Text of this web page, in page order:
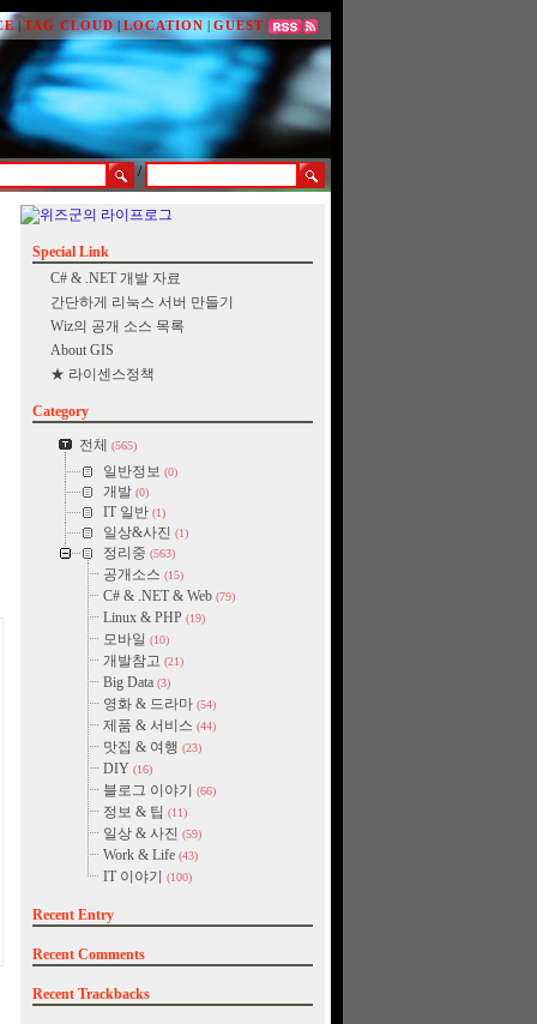
| TAG CLOUD | LOCATION | GUEST
/
Special Link
C# & .NET 개발 자료
간단하게 리눅스 서버 만들기
Wiz의 공개 소스 목록
About GIS
★ 라이센스정책
Category
전체
(565)
일반정보 (0)
개발 (0)
IT 일반 (1)
일상&사진 (1)
정리중 (563)
공개소스 (15)
C# & .NET & Web (79)
Linux & PHP (19)
모바일 (10)
개발참고 (21)
Big Data (3)
영화 & 드라마 (54)
제품 & 서비스 (44)
맛집 & 여행 (23)
DIY (16)
블로그 이야기 (66)
정보 & 팁 (11)
일상 & 사진 (59)
Work & Life (43)
IT 이야기 (100)
Recent Entry
Recent Comments
Recent Trackbacks